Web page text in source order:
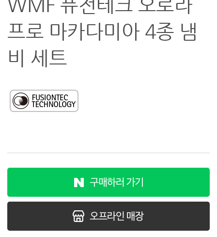
WMF 퓨전테크 오로라
프로 마카다미아 4종 냄
비 세트